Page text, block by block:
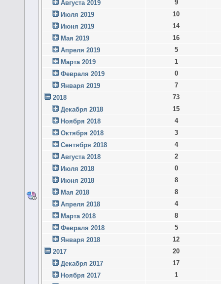
Августа 2019
9
Июля 2019
10
Июня 2019
14
Мая 2019
16
Апреля 2019
5
Марта 2019
1
Февраля 2019
0
Января 2019
7
2018
73
Декабря 2018
15
Ноября 2018
4
Октября 2018
3
Сентября 2018
4
Августа 2018
2
Июля 2018
0
Июня 2018
8
Мая 2018
8
Апреля 2018
4
Марта 2018
8
Февраля 2018
5
Января 2018
12
2017
20
Декабря 2017
17
Ноября 2017
1